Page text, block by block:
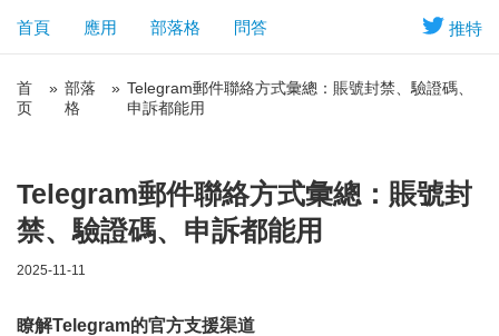
推特
首頁 應用 部落格 問答
首
页
» 部落
格
» Telegram郵件聯絡方式彙總：賬號封禁、驗證碼、
申訴都能用
Telegram郵件聯絡方式彙總：賬號封
禁、驗證碼、申訴都能用
2025-11-11
瞭解Telegram的官方支援渠道